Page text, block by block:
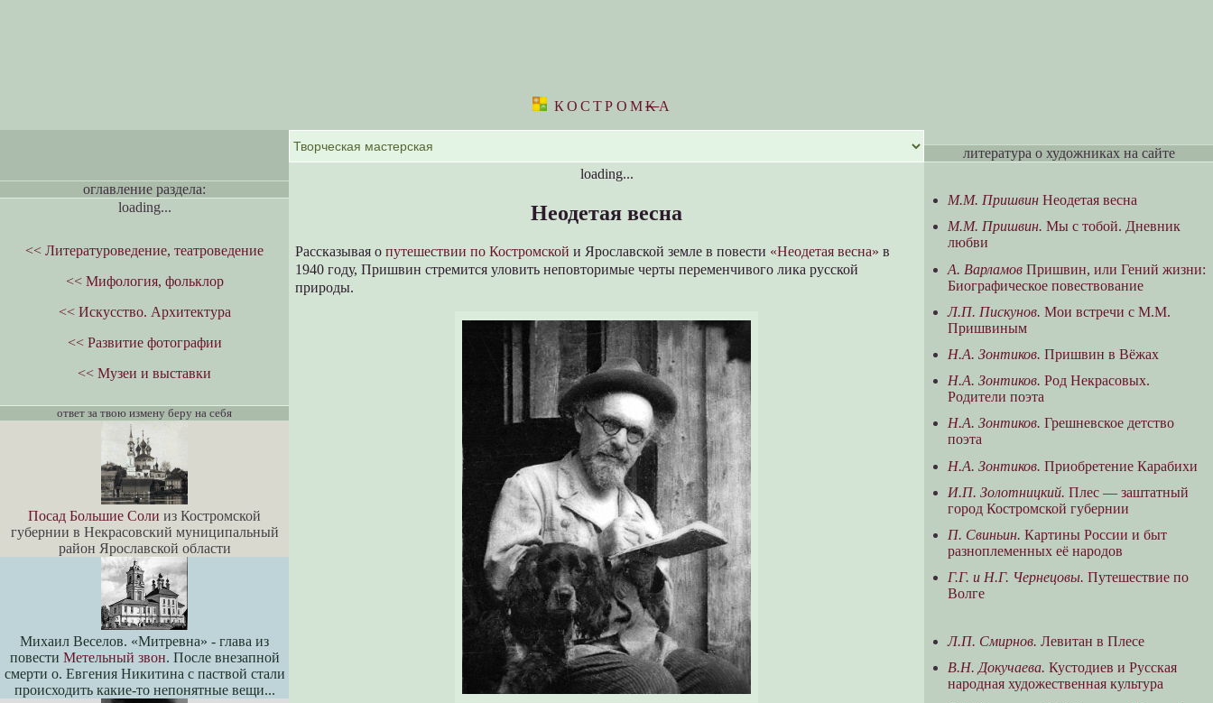
КОСТРОМKА
loading...
Неодетая весна
Рассказывая опутешествии по Костромской и Ярославской земле в повести «Неодетая весна» в
1940 году, Пришвин стремится уловить неповторимые черты переменчивого лика русской
природы.
оглавление раздела:
loading...
<< Литературоведение, театроведение
<< Мифология, фольклор
<< Искусство. Архитектура
<< Развитие фотографии
<< Музеи и выставки
ответ за твою измену беру на себя
Посад Большие Соли из Костромской
губернии в Некрасовский муниципальный
район Ярославской области
Михаил Веселов. «Митревна» - глава из
повести Метельный звон. После внезапной
смерти о. Евгения Никитина с паствой стали
происходить какие-то непонятные вещи...
литература о художниках на сайте
М.М. ПришвинНеодетая весна
М.М. Пришвин. Мы с тобой. Дневник
любви
А. Варламов Пришвин, или Гений жизни:
Биографическое повествование
Л.П. Пискунов. Мои встречи с М.М.
Пришвиным
Н.А. Зонтиков. Пришвин в Вёжах
Н.А. Зонтиков. Род Некрасовых.
Родители поэта
Н.А. Зонтиков. Грешневское детство
поэта
Н.А. Зонтиков. Приобретение Карабихи
И.П. Золотницкий. Плес — заштатный
город Костромской губернии
П. Свиньин. Картины России и быт
разноплеменных её народов
Г.Г. и Н.Г. Чернецовы. Путешествие по
Волге
Л.П. Смирнов. Левитан в Плесе
В.Н. Докучаева. Кустодиев и Русская
народная художественная культура